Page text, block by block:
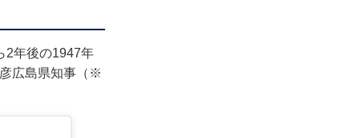
2年後の1947年
広島県知事（※